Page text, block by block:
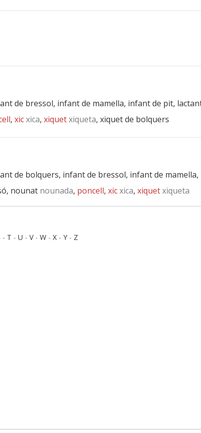
de bressol, infant de mamella, infant de pit,
, xicxica, xiquetxiqueta, xiquet de bolquers
de bolquers, infant de bressol, infant de
nounat nounada, poncell, xicxica, xiquetxiqueta
- T - U - V- W - X - Y - Z